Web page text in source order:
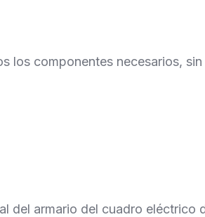
los componentes necesarios,
del armario del cuadro eléctrico